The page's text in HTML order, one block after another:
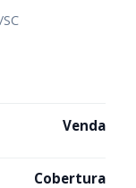
Venda
Cobertura